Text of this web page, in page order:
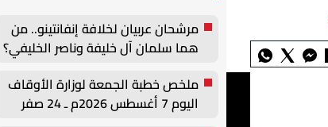
مرشحان عربيان لخلافة إنفانتينو.. من
هما سلمان آل خليفة وناصر الخليفي؟
ملخص خطبة الجمعة لوزارة الأوقاف
اليوم 7 أغسطس 2026م ـ 24 صفر